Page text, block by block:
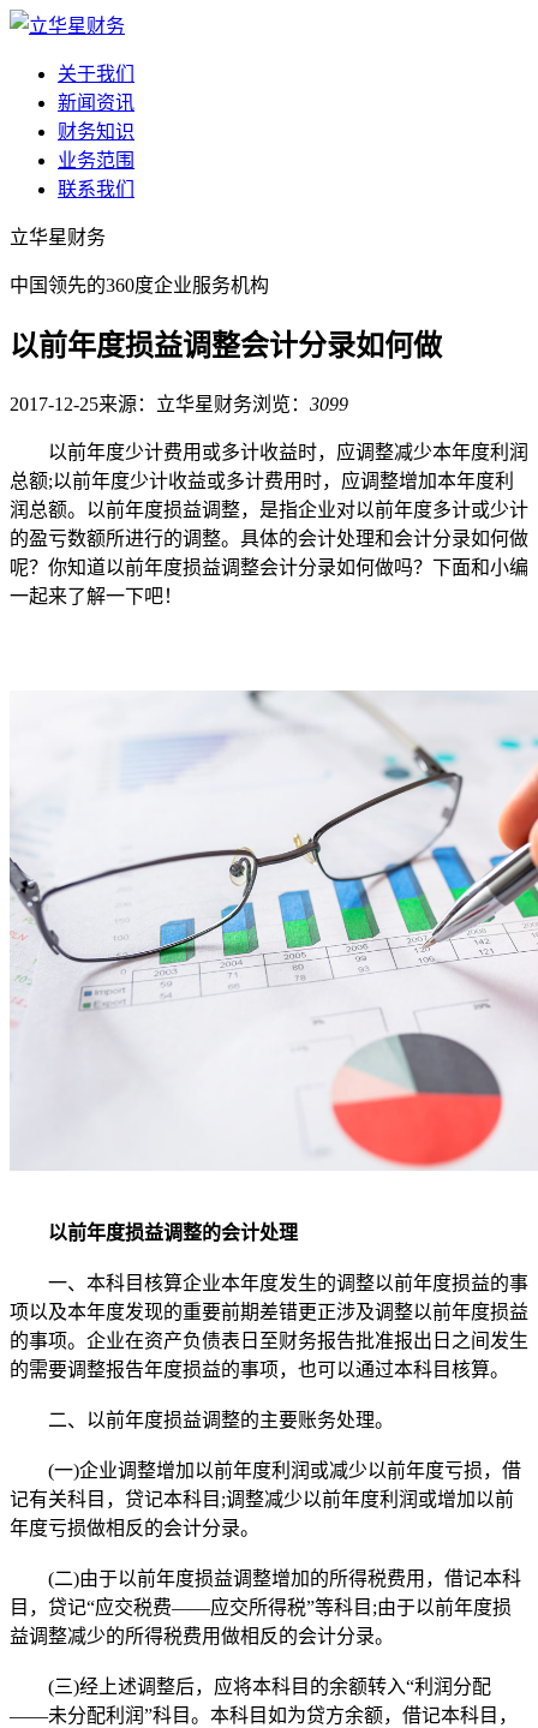
关于我们
新闻资讯
财务知识
业务范围
联系我们
立华星财务
中国领先的360度企业服务机构
以前年度损益调整会计分录如何做
2017-12-25来源：立华星财务浏览： 3099
以前年度少计费用或多计收益时，应调整减少本年度利润
总额;以前年度少计收益或多计费用时，应调整增加本年度利
润总额。以前年度损益调整，是指企业对以前年度多计或少计
的盈亏数额所进行的调整。具体的会计处理和会计分录如何做
呢？你知道以前年度损益调整会计分录如何做吗？下面和小编
一起来了解一下吧！
以前年度损益调整的会计处理
一、本科目核算企业本年度发生的调整以前年度损益的事
项以及本年度发现的重要前期差错更正涉及调整以前年度损益
的事项。企业在资产负债表日至财务报告批准报出日之间发生
的需要调整报告年度损益的事项，也可以通过本科目核算。
二、以前年度损益调整的主要账务处理。
(一)企业调整增加以前年度利润或减少以前年度亏损，借
记有关科目，贷记本科目;调整减少以前年度利润或增加以前
年度亏损做相反的会计分录。
(二)由于以前年度损益调整增加的所得税费用，借记本科
目，贷记“应交税费——应交所得税”等科目;由于以前年度损
益调整减少的所得税费用做相反的会计分录。
(三)经上述调整后，应将本科目的余额转入“利润分配
——未分配利润”科目。本科目如为贷方余额，借记本科目，